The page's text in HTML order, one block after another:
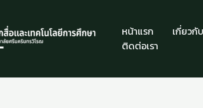
หน้าแรก เกี่ยวกั
ติดต่อเรา